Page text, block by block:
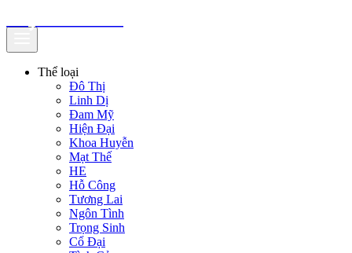
Thể loại
Đô Thị
Linh Dị
Đam Mỹ
Hiện Đại
Khoa Huyễn
Mạt Thế
HE
Hỗ Công
Tương Lai
Ngôn Tình
Trọng Sinh
Cổ Đại